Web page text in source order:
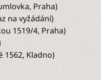
Praha)
na vyžádání)
1519/4, Praha)
1562, Kladno)